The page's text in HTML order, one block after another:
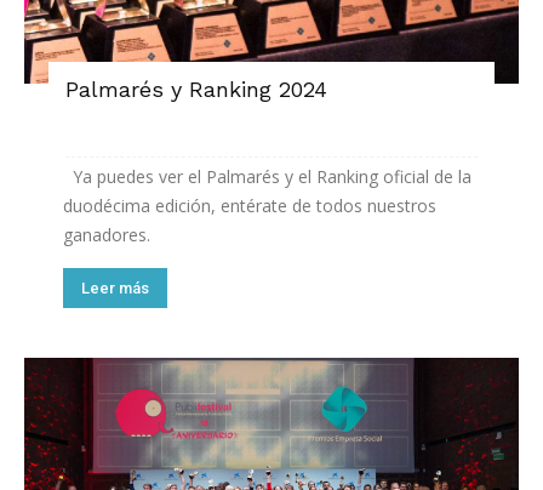
Palmarés y Ranking 2024
Ya puedes ver el Palmarés y el Ranking oficial de la
duodécima edición, entérate de todos nuestros
ganadores.
Leer más